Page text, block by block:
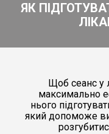
ЯК
Щоб сеанс у
максимально
нього
який допоможе